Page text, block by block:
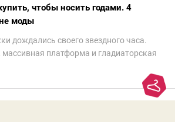
чтобы носить годами. 4
моды
дождались своего звездного часа.
платформа и гладиаторская
бежать за ними в магазин.
ревизию прошлогодних покупок.